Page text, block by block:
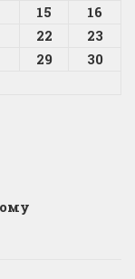
15
16
22
23
29
30